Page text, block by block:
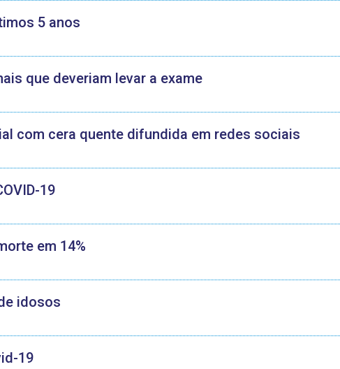
5 anos
que deveriam levar a exame
com cera quente difundida em redes sociais
19
em 14%
idosos
19